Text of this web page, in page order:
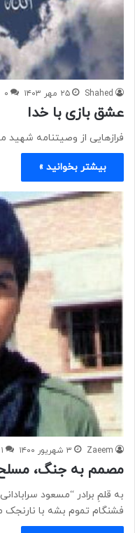
Shahed ۲۵ مهر ۱۴۰۳ ۰
عشق بازی با خدا
فرازهایی از وصیتنامه
بیشتر بخوانید »
Zaeem ۳ شهریور ۱۴۰۰ ۱
مصمم به جنگ،
به قلمِ برادر “مسعود
فشنگام تموم بشه با